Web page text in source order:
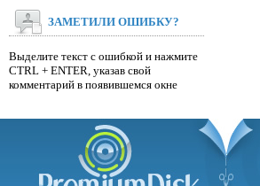
ЗАМЕТИЛИ ОШИБКУ?
Выделите текст с ошибкой и нажмите
CTRL + ENTER, указав свой
комментарий в появившемся окне